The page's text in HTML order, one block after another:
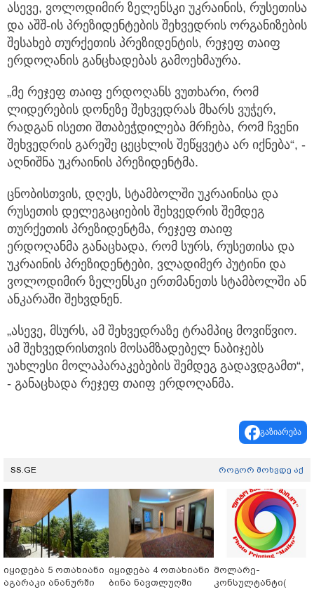
ასევე, ვოლოდიმირ ზელენსკი უკრაინის, რუსეთისა
და აშშ-ის პრეზიდენტების შეხვედრის ორგანიზების
შესახებ თურქეთის პრეზიდენტის, რეჯეფ თაიფ
ერდოღანის განცხადებას გამოეხმაურა.
„მე რეჯეფ თაიფ ერდოღანს ვუთხარი, რომ
ლიდერების დონეზე შეხვედრას მხარს ვუჭერ,
რადგან ისეთი შთაბეჭდილება მრჩება, რომ ჩვენი
შეხვედრის გარეშე ცეცხლის შეწყვეტა არ იქნება“, -
აღნიშნა უკრაინის პრეზიდენტმა.
ცნობისთვის, დღეს, სტამბოლში უკრაინისა და
რუსეთის დელეგაციების შეხვედრის შემდეგ
თურქეთის პრეზიდენტმა, რეჯეფ თაიფ
ერდოღანმა განაცხადა, რომ სურს, რუსეთისა და
უკრაინის პრეზიდენტები, ვლადიმერ პუტინი და
ვოლოდიმირ ზელენსკი ერთმანეთს სტამბოლში ან
ანკარაში შეხვდნენ.
„ასევე, მსურს, ამ შეხვედრაზე ტრამპიც მოვიწვიო.
ამ შეხვედრისთვის მოსამზადებელ ნაბიჯებს
უახლესი მოლაპარაკებების შემდეგ გადავდგამთ“,
- განაცხადა რეჯეფ თაიფ ერდოღანმა.
გაზიარება
SS.GE როგორ მოხვდე აქ
იყიდება 5 ოთახიანი
აგარაკი ანანურში
იყიდება 4 ოთახიანი
ბინა ნავთლუღში
მოლარე-
კონსულტანტი(